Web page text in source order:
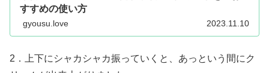
すすめの使い方
gyousu.love 2023.11.10
2．上下にシャカシャカ振っていくと、あっという間にク